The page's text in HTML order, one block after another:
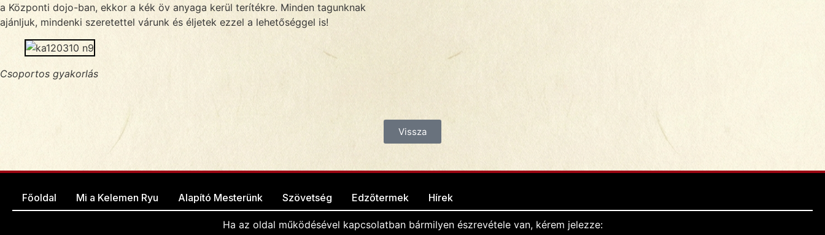
a Központi dojo-ban, ekkor a kék öv anyaga kerül terítékre. Minden tagunknak
ajánljuk, mindenki szeretettel várunk és éljetek ezzel a lehetőséggel is!
Csoportos gyakorlás
Vissza
Főoldal Mi a Kelemen Ryu Alapító Mesterünk Szövetség Edzőtermek Hírek
Ha az oldal működésével kapcsolatban bármilyen észrevétele van, kérem jelezze: